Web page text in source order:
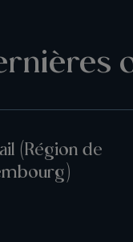
(Région de